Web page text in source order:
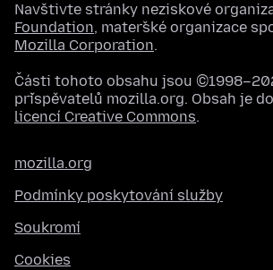
Navštivte stránky neziskové
Foundation, mateřské organizace
Mozilla Corporation.
Části tohoto obsahu jsou
přispěvatelů mozilla.org. Obsah je
licencí Creative Commons.
mozilla.org
Podmínky poskytování služby
Soukromí
Cookies